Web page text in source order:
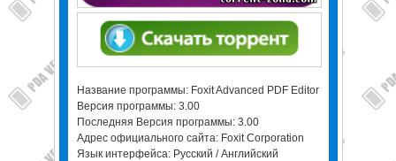
Название программы: Foxit Advanced PDF Editor
Версия программы: 3.00
Последняя Версия программы: 3.00
Адрес официального сайта: Foxit Corporation
Язык интерфейса: Русский / Английский